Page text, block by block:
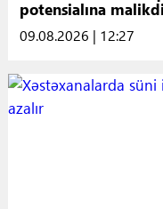
potensialına
09.08.2026 | 12:27